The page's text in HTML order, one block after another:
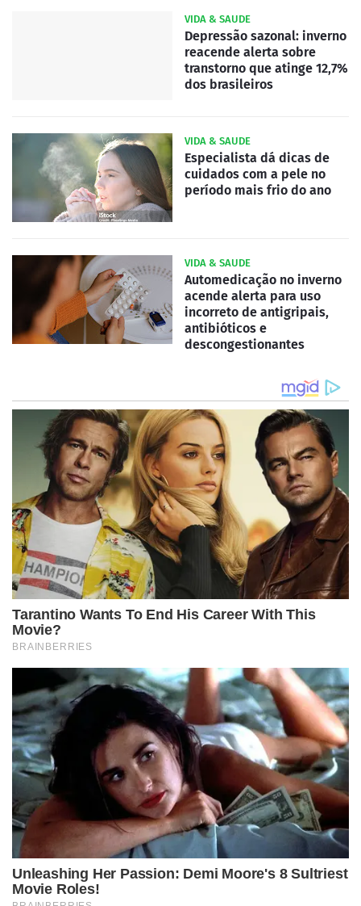
VIDA & SAUDE
Depressão sazonal: inverno
reacende alerta sobre
transtorno que atinge 12,7%
dos brasileiros
VIDA & SAUDE
Especialista dá dicas de
cuidados com a pele no
período mais frio do ano
VIDA & SAUDE
Automedicação no inverno
acende alerta para uso
incorreto de antigripais,
antibióticos e
descongestionantes